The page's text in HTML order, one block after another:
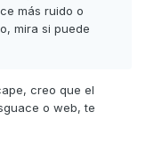
más ruido o
mira si puede
creo que el
o web, te